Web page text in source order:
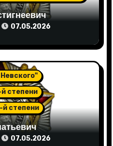
07.05.2026
степени
й степени
07.05.2026